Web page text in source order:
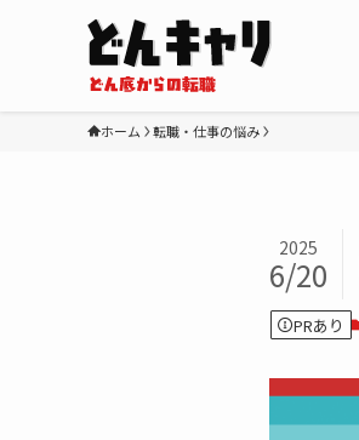
ホーム 転職・仕事の悩み
2025
6/20
PRあり